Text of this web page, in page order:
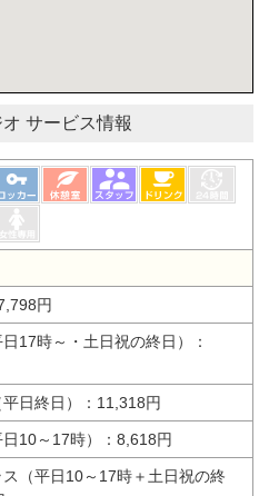
サービス情報
円
17時～・土日祝の終日）：
日終日）：11,318円
10～17時）：8,618円
（平日10～17時＋土日祝の終